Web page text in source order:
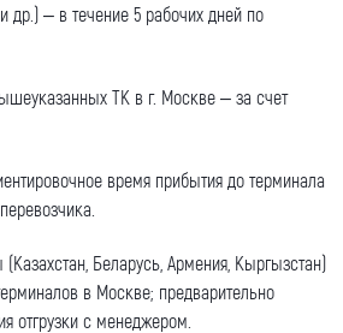
др.) – в течение 5 рабочих дней по
ТК в г. Москве – за счет
время прибытия до терминала
(Казахстан, Беларусь, Армения, Кыргызстан)
в Москве; предварительно
отгрузки с менеджером.